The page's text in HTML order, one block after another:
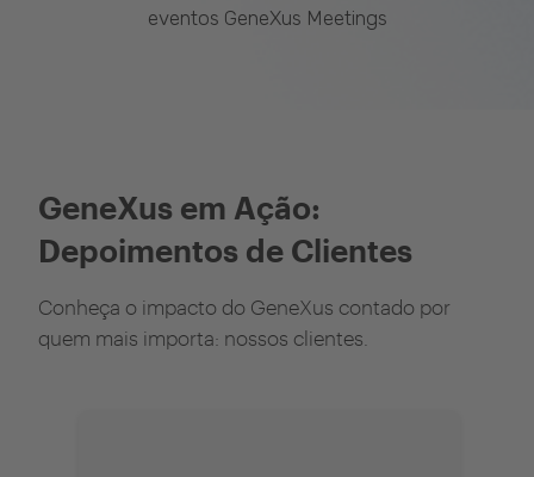
eventos GeneXus Meetings
GeneXus em Ação:
Depoimentos de Clientes
Conheça o impacto do GeneXus contado por
quem mais importa: nossos clientes.